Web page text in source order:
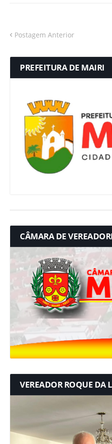
Postagem Anterior
PREFEITURA DE MAIRI
CÂMARA DE
VEREADOR ROQUE DA